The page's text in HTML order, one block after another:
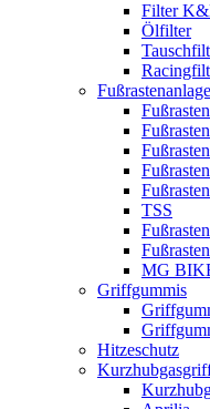
Filter
Ölfilter
TSS
MG
Griffgummis
Hitzeschutz